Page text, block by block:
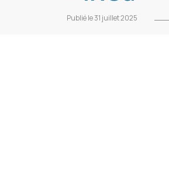
Publié le 31 juillet 2025